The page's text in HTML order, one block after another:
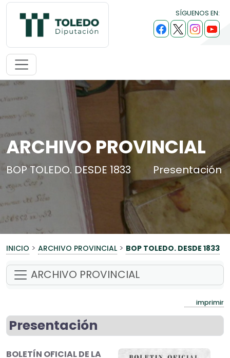
SÍGUENOS EN:
ARCHIVO PROVINCIAL
BOP TOLEDO. DESDE 1833 Presentación
INICIO > ARCHIVO PROVINCIAL > BOP TOLEDO. DESDE 1833
ARCHIVO PROVINCIAL
imprimir
Presentación
BOLETÍN OFICIAL DE LA